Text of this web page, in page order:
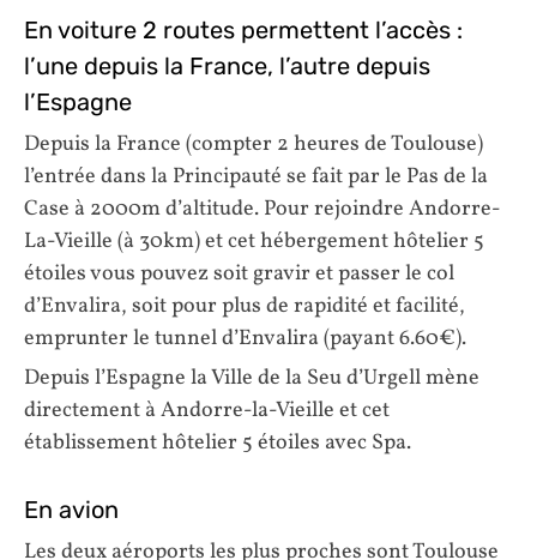
En voiture 2 routes permettent l’accès :
l’une depuis la France, l’autre depuis
l’Espagne
Depuis la France (compter 2 heures de Toulouse)
l’entrée dans la Principauté se fait par le Pas de la
Case à 2000m d’altitude. Pour rejoindre Andorre-
La-Vieille (à 30km) et cet hébergement hôtelier 5
étoiles vous pouvez soit gravir et passer le col
d’Envalira, soit pour plus de rapidité et facilité,
emprunter le tunnel d’Envalira (payant 6.60€).
Depuis l’Espagne la Ville de la Seu d’Urgell mène
directement à Andorre-la-Vieille et cet
établissement hôtelier 5 étoiles avec Spa.
En avion
Les deux aéroports les plus proches sont Toulouse